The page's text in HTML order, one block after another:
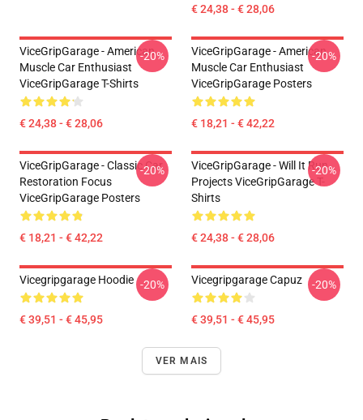
€ 24,38 - € 28,06
ViceGripGarage - American
Muscle Car Enthusiast
ViceGripGarage T-Shirts
€ 24,38 - € 28,06
-20%
ViceGripGarage - American
Muscle Car Enthusiast
ViceGripGarage Posters
€ 18,21 - € 42,22
-20%
ViceGripGarage - Classic Car
Restoration Focus
ViceGripGarage Posters
€ 18,21 - € 42,22
-20%
ViceGripGarage - Will It Run
Projects ViceGripGarage T-
Shirts
€ 24,38 - € 28,06
-20%
Vicegripgarage Hoodie
€ 39,51 - € 45,95
-20% Vicegripgarage Capuz
€ 39,51 - € 45,95
-20%
VER MAIS